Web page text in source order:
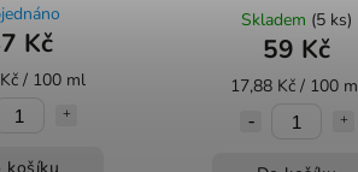
Kč
/ 100 ml
košíku
Skladem (5 ks)
59 Kč
17,88 Kč / 100